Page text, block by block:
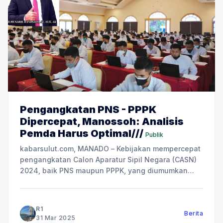
Pengangkatan PNS - PPPK
Dipercepat, Manossoh: Analisis
Pemda Harus Optimal/// Publik
kabarsulut.com, MANADO – Kebijakan mempercepat
pengangkatan Calon Aparatur Sipil Negara (CASN)
2024, baik PNS maupun PPPK, yang diumumkan
mengikuti seleksi. Terhadap pengumuman soal
R1
31 Mar 2025
Berita